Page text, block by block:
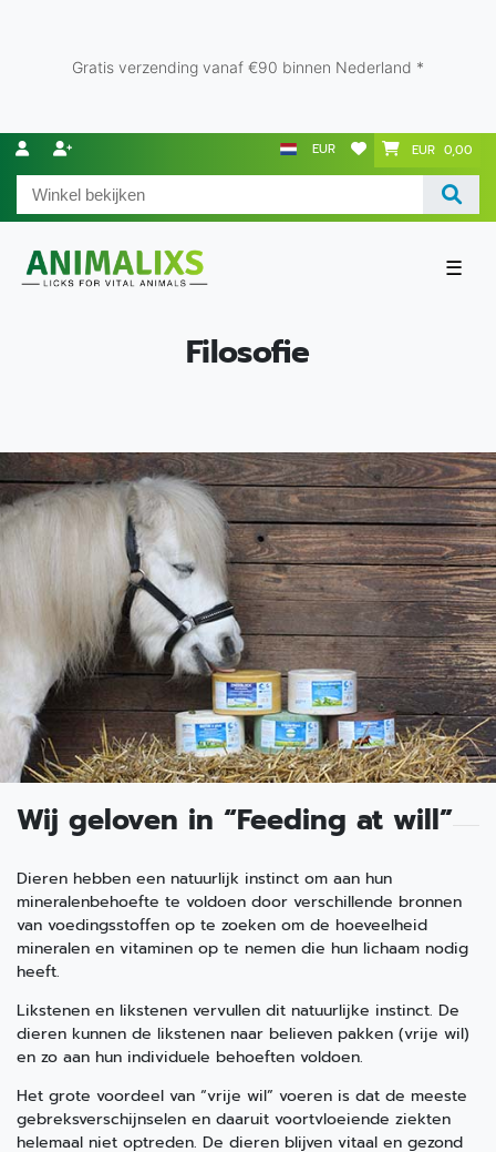
Gratis verzending vanaf €90 binnen Nederland *
EUR EUR 0,00
☰
Filosofie
Wij geloven in “Feeding at will”
Dieren hebben een natuurlijk instinct om aan hun
mineralenbehoefte te voldoen door verschillende bronnen
van voedingsstoffen op te zoeken om de hoeveelheid
mineralen en vitaminen op te nemen die hun lichaam nodig
heeft.
Likstenen en likstenen vervullen dit natuurlijke instinct. De
dieren kunnen de likstenen naar believen pakken (vrije wil)
en zo aan hun individuele behoeften voldoen.
Het grote voordeel van “vrije wil” voeren is dat de meeste
gebreksverschijnselen en daaruit voortvloeiende ziekten
helemaal niet optreden. De dieren blijven vitaal en gezond